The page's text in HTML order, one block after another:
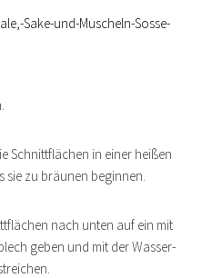
Schnittflächen in einer heißen
sie zu bräunen beginnen.
nach unten auf ein mit
geben und mit der Wasser-